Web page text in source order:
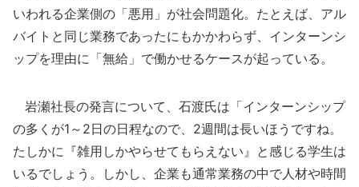
いわれる企業側の「悪用」が社会問題化。たとえば、アル
バイトと同じ業務であったにもかかわらず、インターンシ
ップを理由に「無給」で働かせるケースが起っている。
岩瀬社長の発言について、石渡氏は「インターンシップ
の多くが1～2日の日程なので、2週間は長いほうですね。
たしかに『雑用しかやらせてもらえない』と感じる学生は
いるでしょう。しかし、企業も通常業務の中で人材や時間